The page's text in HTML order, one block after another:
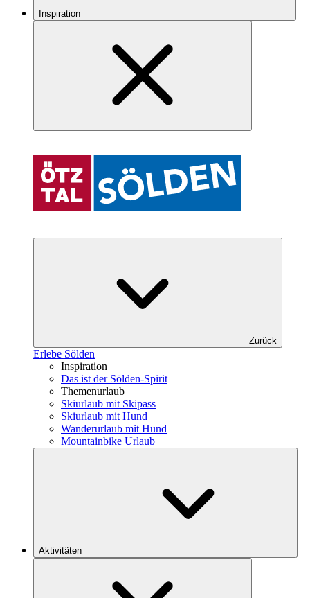
Inspiration
Zurück
Erlebe Sölden
Inspiration
Das ist der Sölden-Spirit
Themenurlaub
Skiurlaub mit Skipass
Skiurlaub mit Hund
Wanderurlaub mit Hund
Mountainbike Urlaub
Aktivitäten